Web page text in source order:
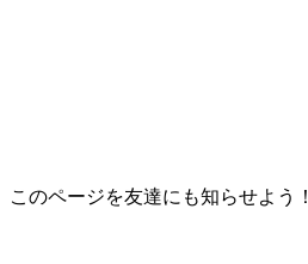
このページを友達にも知らせよう！